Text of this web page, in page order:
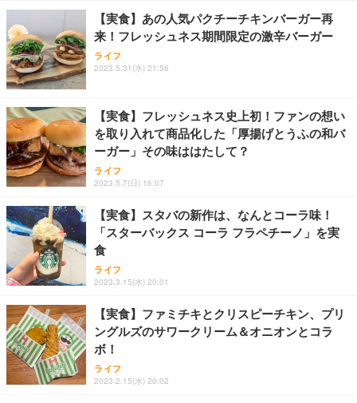
ョン PCチェア 通気性メッシュ ゲーミング/勉強/事
務用 おしゃれ パソコンチェア (ブラック)
Sezlife オフィスチェア デスクチェア 疲れない テレ
ワーク チェア 強化バックレスト 30度ロッキング機
能 人間工学 椅子 腰サポート 90度跳ね上げ式アーム
務用 おしゃれ パソコンチェア (ホワイト)
ANDWINT オフィスチェア デスクチェア 肘なし メ
ッシュ 通気性 ランバーサポート付き 腰サポート ガ
ス圧無段階昇降 360度回転 キャスター付き コンパク
ト 幅52×奥行58.5×高さ84～96cm テレワーク 在宅
￥4,139
【整備済み品】Dell E2724HS 27インチ 液晶モニタ
ー フルHD（1920×1080）VA 非光沢 HDMI/DisplayP
ort/VGA スピーカー内蔵 高さ調整 スイベル VESA対
【MiniLED/24.5inch/280Hz/FHD】GRAPHT THE S
HOOTER Gaming Monitor 24” Essential ゲーミン
グモニター QD 24.5インチ 1ms FHD 量子ドット 残
像低減 (3年保証 | 輝点保証 | 日本メーカー)
￥34,980
Smart Basic(スマートベーシック) 【Amazon.co.jp
限定】 Smart Basic アイリスオーヤマ ペットシーツ
超厚型 お徳用 ワイド 100枚入 (x 1) (ケース販売)
アイリスオーヤマ ペットシーツ 超厚型 お徳用 レギ
ュラー 200枚入【Amazon.co.jp限定】
￥3,731
【実食】あの人気パクチーチキンバーガー再
来！フレッシュネス期間限定の激辛バーガー
ライフ
2023.5.31(水) 21:56
【実食】フレッシュネス史上初！ファンの想い
を取り入れて商品化した「厚揚げとうふの和バ
ーガー」その味ははたして？
ライフ
2023.5.7(日) 16:07
【実食】スタバの新作は、なんとコーラ味！
「スターバックス コーラ フラペチーノ」を実
食
ライフ
2023.3.15(水) 20:01
【実食】ファミチキとクリスピーチキン、プリ
ングルズのサワークリーム＆オニオンとコラ
ボ！
ライフ
2023.2.15(水) 20:02